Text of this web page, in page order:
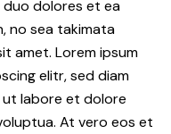
dolores et ea
no sea takimata
amet. Lorem ipsum
elitr, sed diam
labore et dolore
At vero eos et